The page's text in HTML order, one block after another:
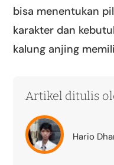
bisa menentukan
karakter dan
kalung anjing
Artikel ditulis
Hario